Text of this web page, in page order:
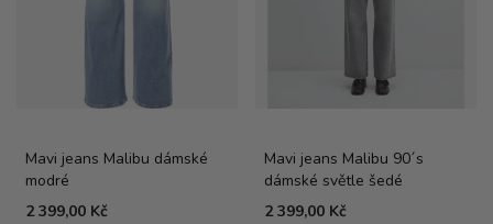
Mavi jeans Malibu dámské
modré
2 399,00 Kč
Mavi jeans Malibu 90´s
dámské světle šedé
2 399,00 Kč